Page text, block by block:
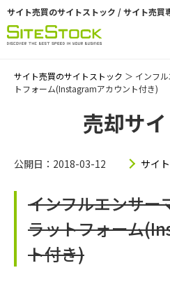
サイト売買のサイトストック / サイト売
サイト売買のサイトストック ＞ インフ
トフォーム(Instagramアカウント付き)
売却サ
公開日：2018-03-12 サイ
インフルエンサー
ラットフォーム
ト付き)